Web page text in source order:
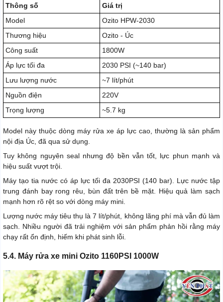
Thông số
Giá trị
Model
Ozito HPW-2030
Thương hiệu
Ozito - Úc
Công suất
1800W
Áp lực tối đa
2030 PSI (~140 bar)
Lưu lượng nước
~7 lít/phút
Nguồn điện
220V
Trọng lượng
~5.7 kg
Model này thuộc dòng máy rửa xe áp lực cao, thường là sản phẩm
nội địa Úc, đã qua sử dụng.
Tuy không nguyên seal nhưng độ bền vẫn tốt, lực phun mạnh và
hiệu suất vượt trội.
Máy tạo tia nước có áp lực tối đa 2030PSI (140 bar). Lực nước tập
trung đánh bay rong rêu, bùn đất trên bề mặt. Hiệu quả làm sạch
mạnh hơn rõ rệt so với dòng máy mini.
Lượng nước máy tiêu thụ là 7 lít/phút, không lãng phí mà vẫn đủ làm
sạch. Nhiều người đã trải nghiệm với sản phẩm phản hồi rằng máy
chạy rất ổn định, hiếm khi phát sinh lỗi.
5.4. Máy rửa xe mini Ozito 1160PSI 1000W